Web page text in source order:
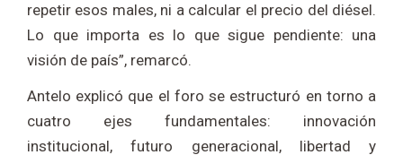
repetir esos males, ni a calcular el precio del diésel.
Lo que importa es lo que sigue pendiente: una
visión de país”, remarcó.
Antelo explicó que el foro se estructuró en torno a
cuatro ejes fundamentales: innovación
institucional, futuro generacional, libertad y